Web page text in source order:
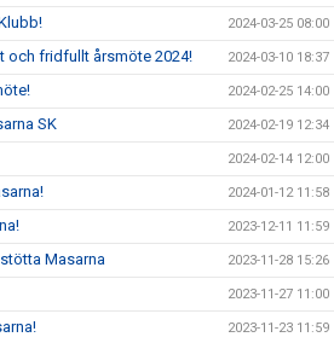
2024-03-25 08:00
och fridfullt årsmöte 2024! 2024-03-10 18:37
2024-02-25 14:00
SK 2024-02-19 12:34
2024-02-14 12:00
2024-01-12 11:58
2023-12-11 11:59
Masarna 2023-11-28 15:26
2023-11-27 11:00
2023-11-23 11:59